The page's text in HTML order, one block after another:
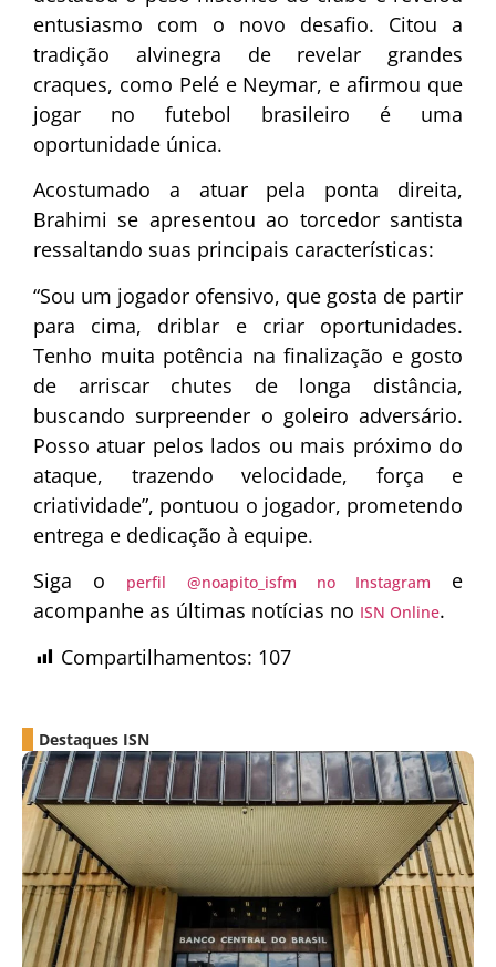
entusiasmo com o novo desafio. Citou a
tradição alvinegra de revelar grandes
craques, como Pelé e Neymar, e afirmou que
jogar no futebol brasileiro é uma
oportunidade única.
Acostumado a atuar pela ponta direita,
Brahimi se apresentou ao torcedor santista
ressaltando suas principais características:
“Sou um jogador ofensivo, que gosta de partir
para cima, driblar e criar oportunidades.
Tenho muita potência na finalização e gosto
de arriscar chutes de longa distância,
buscando surpreender o goleiro adversário.
Posso atuar pelos lados ou mais próximo do
ataque, trazendo velocidade, força e
criatividade”, pontuou o jogador, prometendo
entrega e dedicação à equipe.
Siga o
perfil @noapito_isfm no Instagram
e
acompanhe as últimas notícias no ISN Online.
Compartilhamentos: 107
Destaques ISN